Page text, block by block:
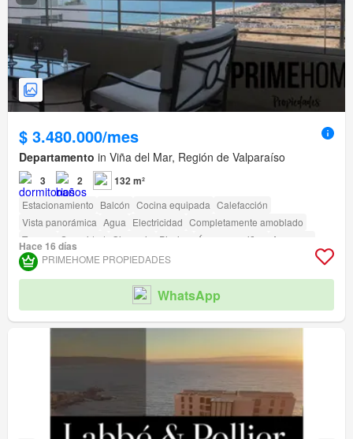
$ 3.480.000/mes
Departamento in Viña del Mar, Región de Valparaíso
3 2 132 m²
Estacionamiento Balcón Cocina equipada Calefacción
Vista panorámica Agua Electricidad Completamente amoblado
Terraza
Seguridad Gimnasio Piscina Área para niños
Ascensor
Sauna Jardín Conserje Parilla
Acceso para personas con discapacidad
Hace 16 días
PRIMEHOME PROPIEDADES
WhatsApp